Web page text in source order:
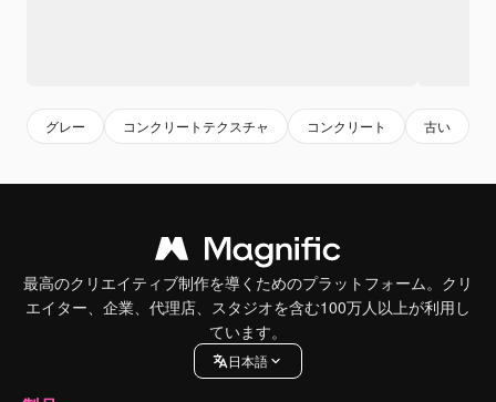
グレー コンクリートテクスチャ コンクリート 古い
最高のクリエイティブ制作を導くためのプラットフォーム。クリ
エイター、企業、代理店、スタジオを含む100万人以上が利用し
ています。
日本語